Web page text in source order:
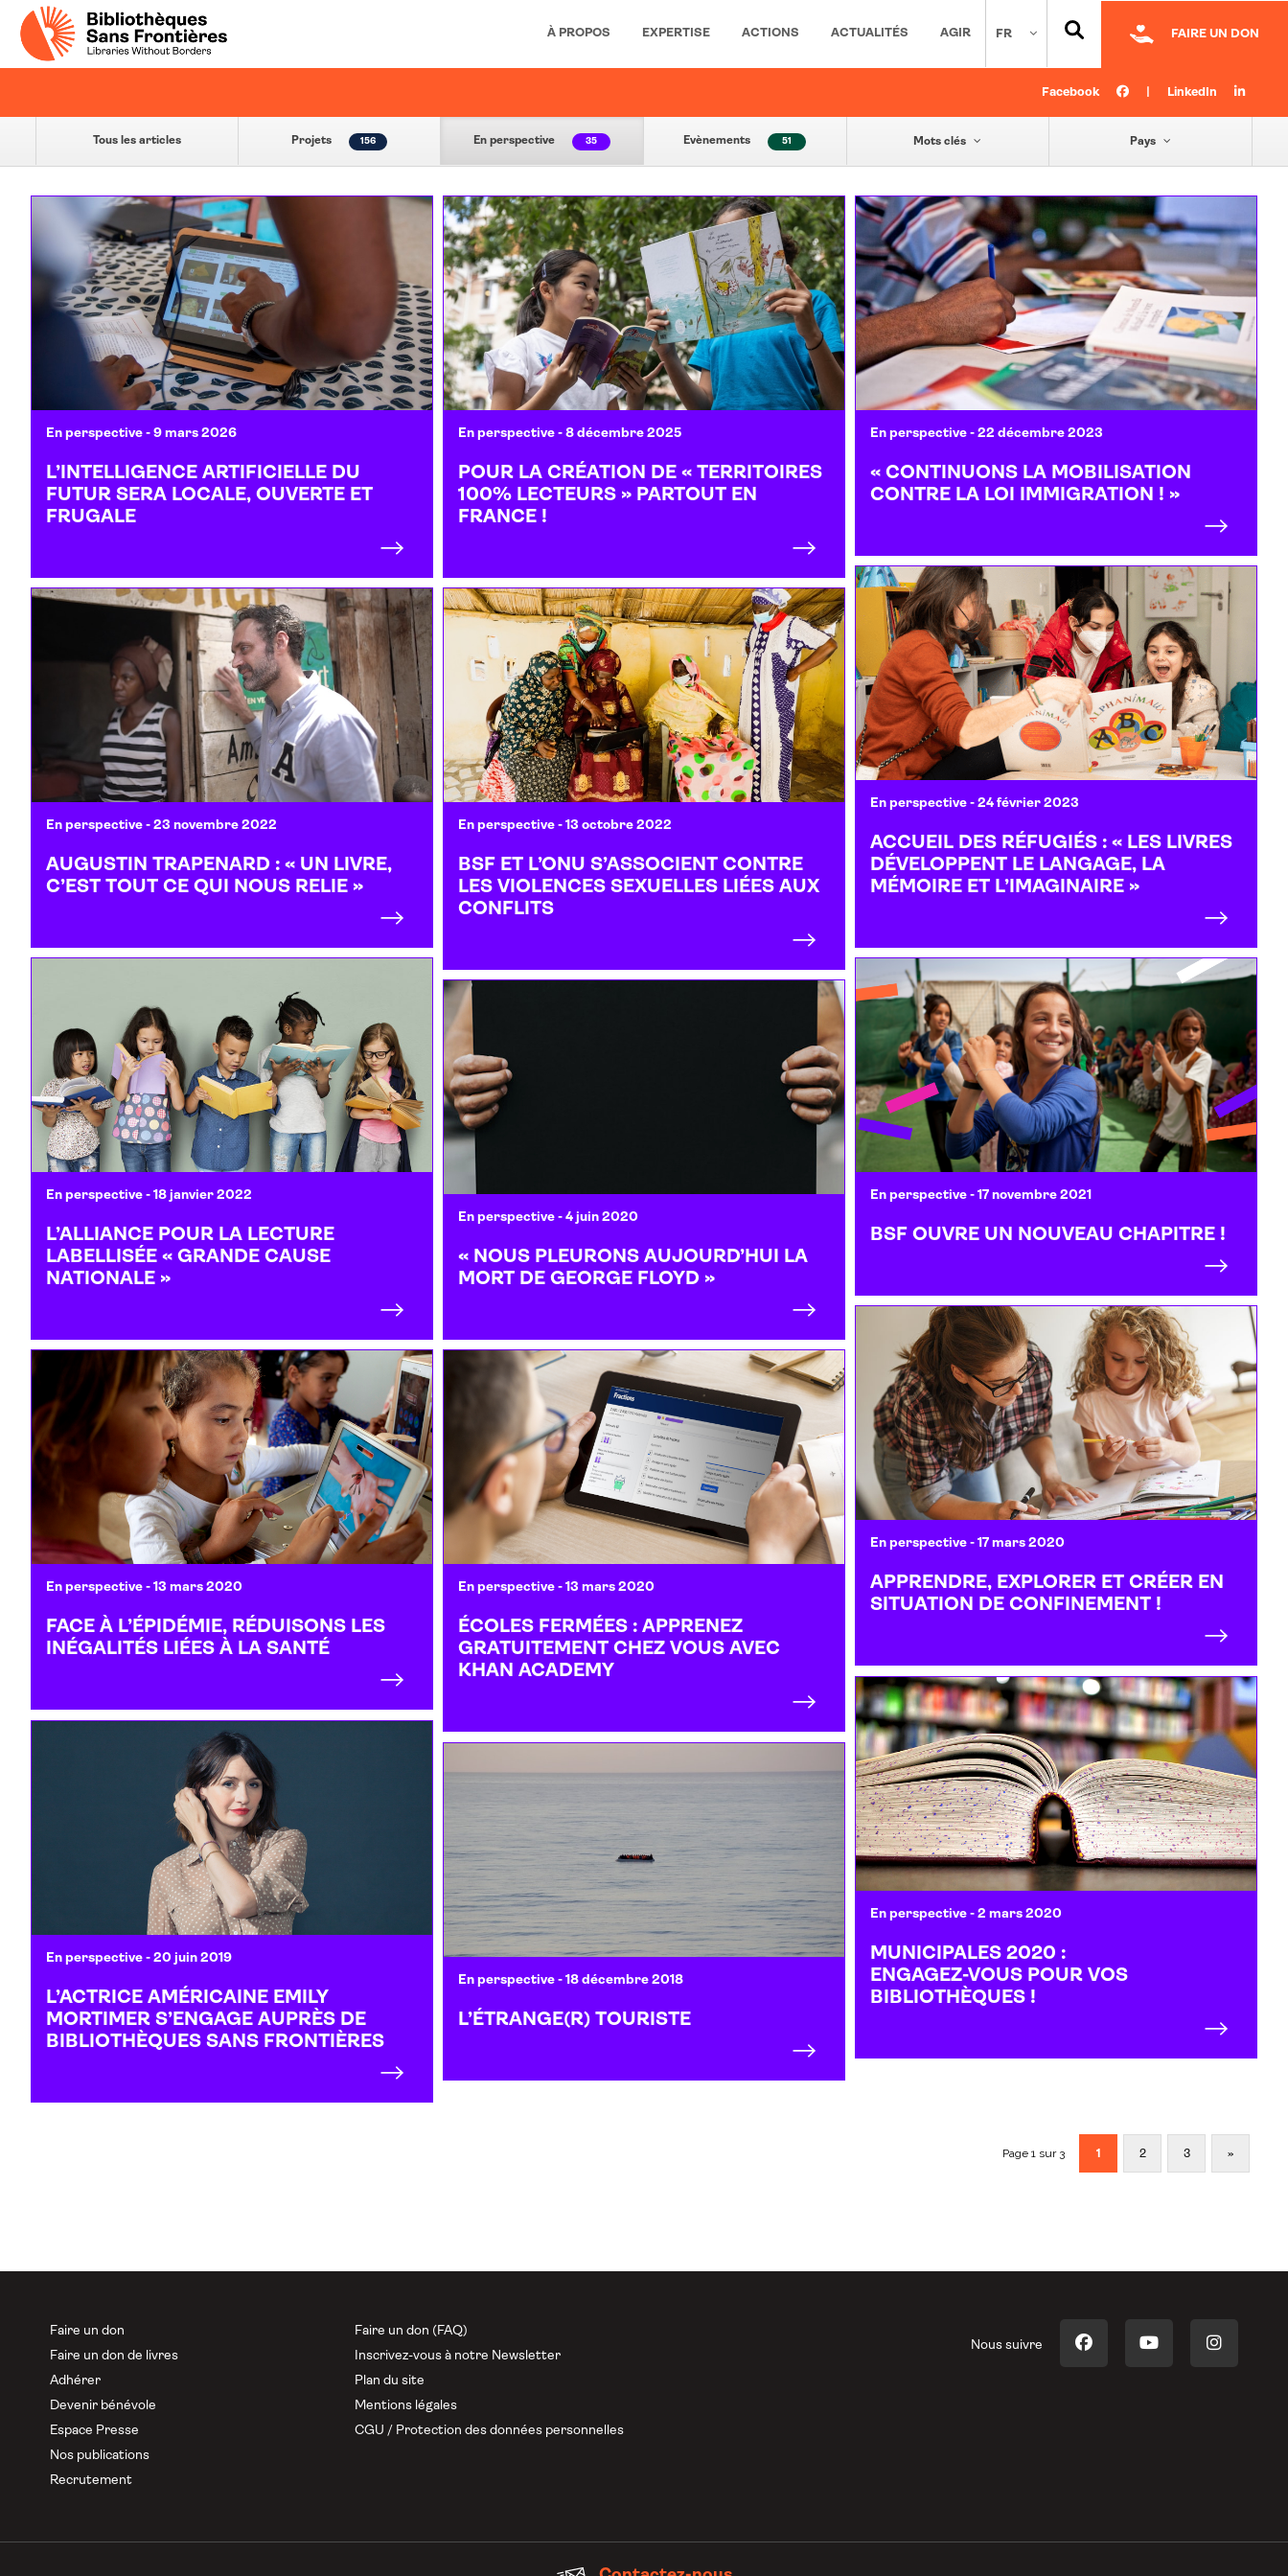
FR FAIRE UN DON
À PROPOS EXPERTISE ACTIONS ACTUALITÉS AGIR
Facebook LinkedIn
Tous les articles Projets 156 En perspective 35 Evènements 51 Mots clés Pays
En perspective - 9 mars 2026
L’INTELLIGENCE ARTIFICIELLE DU
FUTUR SERA LOCALE, OUVERTE ET
FRUGALE
En perspective - 8 décembre 2025
POUR LA CRÉATION DE « TERRITOIRES
100% LECTEURS » PARTOUT EN
FRANCE !
En perspective - 22 décembre 2023
« CONTINUONS LA MOBILISATION
CONTRE LA LOI IMMIGRATION ! »
En perspective - 24 février 2023
ACCUEIL DES RÉFUGIÉS : « LES LIVRES
DÉVELOPPENT LE LANGAGE, LA
MÉMOIRE ET L’IMAGINAIRE »
En perspective - 23 novembre 2022
AUGUSTIN TRAPENARD : « UN LIVRE,
C’EST TOUT CE QUI NOUS RELIE »
En perspective - 13 octobre 2022
BSF ET L’ONU S’ASSOCIENT CONTRE
LES VIOLENCES SEXUELLES LIÉES AUX
CONFLITS
En perspective - 18 janvier 2022
L’ALLIANCE POUR LA LECTURE
LABELLISÉE « GRANDE CAUSE
NATIONALE »
En perspective - 17 novembre 2021
BSF OUVRE UN NOUVEAU CHAPITRE !
En perspective - 4 juin 2020
« NOUS PLEURONS AUJOURD’HUI LA
MORT DE GEORGE FLOYD »
En perspective - 17 mars 2020
APPRENDRE, EXPLORER ET CRÉER EN
SITUATION DE CONFINEMENT !
En perspective - 13 mars 2020
FACE À L’ÉPIDÉMIE, RÉDUISONS LES
INÉGALITÉS LIÉES À LA SANTÉ
En perspective - 13 mars 2020
ÉCOLES FERMÉES : APPRENEZ
GRATUITEMENT CHEZ VOUS AVEC
KHAN ACADEMY
En perspective - 2 mars 2020
MUNICIPALES 2020 :
ENGAGEZ-VOUS POUR VOS
BIBLIOTHÈQUES !
En perspective - 20 juin 2019
L’ACTRICE AMÉRICAINE EMILY
MORTIMER S’ENGAGE AUPRÈS DE
BIBLIOTHÈQUES SANS FRONTIÈRES
En perspective - 18 décembre 2018
L’ÉTRANGE(R) TOURISTE
Page 1 sur 3 1 2 3 »
Faire un don
Faire un don de livres
Adhérer
Devenir bénévole
Espace Presse
Nos publications
Recrutement
Faire un don (FAQ)
Inscrivez-vous à notre Newsletter
Plan du site
Mentions légales
CGU / Protection des données personnelles
Nous suivre